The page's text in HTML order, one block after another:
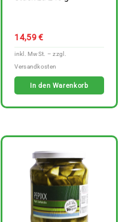
14,59€
In den Warenkorb